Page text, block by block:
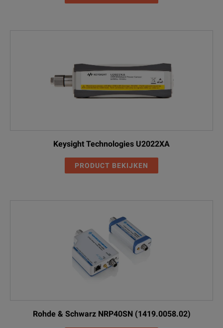
Keysight Technologies U2022XA
PRODUCT BEKIJKEN
Rohde & Schwarz NRP40SN (1419.0058.02)